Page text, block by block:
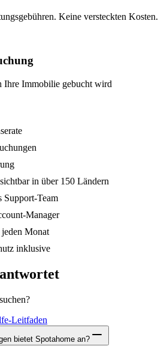
Keine versteckten Kosten.
Ihre Immobilie gebucht wird
in über 150 Ländern
Support-Team
Manager
Monat
inklusive
Leitfaden
bietet Spotahome an?